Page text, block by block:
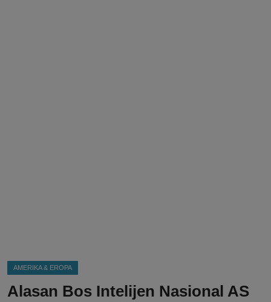
AMERIKA & EROPA
Alasan Bos Intelijen Nasional AS